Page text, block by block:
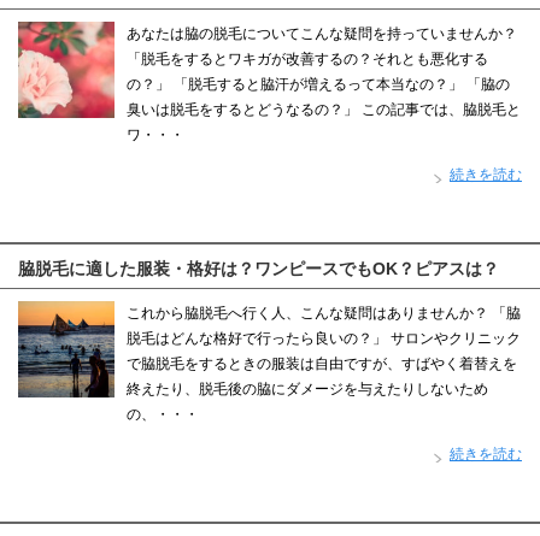
あなたは脇の脱毛についてこんな疑問を持っていませんか？
「脱毛をするとワキガが改善するの？それとも悪化する
の？」 「脱毛すると脇汗が増えるって本当なの？」 「脇の
臭いは脱毛をするとどうなるの？」 この記事では、脇脱毛と
ワ・・・
続きを読む
脇脱毛に適した服装・格好は？ワンピースでもOK？ピアスは？
これから脇脱毛へ行く人、こんな疑問はありませんか？ 「脇
脱毛はどんな格好で行ったら良いの？」 サロンやクリニック
で脇脱毛をするときの服装は自由ですが、すばやく着替えを
終えたり、脱毛後の脇にダメージを与えたりしないため
の、・・・
続きを読む